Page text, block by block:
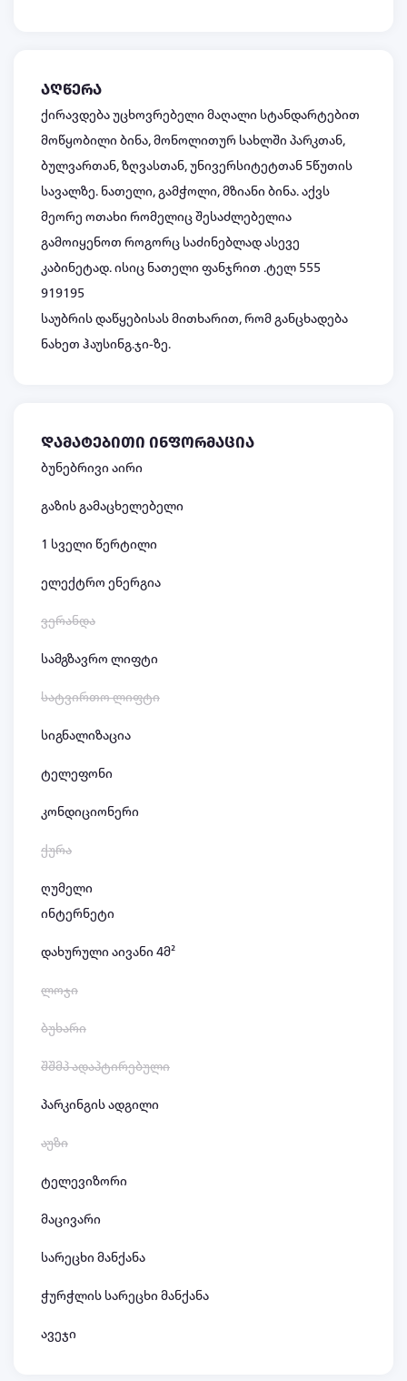
აღწერა
ქირავდება უცხოვრებელი მაღალი სტანდარტებით
მოწყობილი ბინა, მონოლითურ სახლში პარკთან,
ბულვართან, ზღვასთან, უნივერსიტეტთან 5წუთის
სავალზე. ნათელი, გამჭოლი, მზიანი ბინა. აქვს
მეორე ოთახი რომელიც შესაძლებელია
გამოიყენოთ როგორც საძინებლად ასევე
კაბინეტად. ისიც ნათელი ფანჯრით .ტელ 555
919195
საუბრის დაწყებისას მითხარით, რომ განცხადება
ნახეთ ჰაუსინგ.ჯი-ზე.
დამატებითი ინფორმაცია
ბუნებრივი აირი
გაზის გამაცხელებელი
1 სველი წერტილი
ელექტრო ენერგია
ვერანდა
სამგზავრო ლიფტი
სატვირთო ლიფტი
სიგნალიზაცია
ტელეფონი
კონდიციონერი
ქურა
ღუმელი
ინტერნეტი
დახურული აივანი 4მ²
ლოჯი
ბუხარი
შშმპ ადაპტირებული
პარკინგის ადგილი
აუზი
ტელევიზორი
მაცივარი
სარეცხი მანქანა
ჭურჭლის სარეცხი მანქანა
ავეჯი